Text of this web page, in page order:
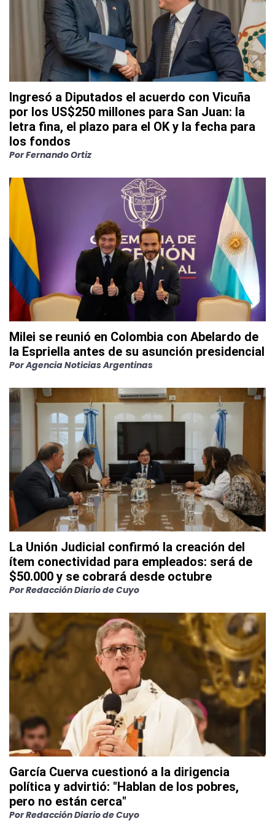
Ingresó a Diputados el acuerdo con Vicuña
por los US$250 millones para San Juan: la
letra fina, el plazo para el OK y la fecha para
los fondos
PorFernando Ortiz
Milei se reunió en Colombia con Abelardo de
la Espriella antes de su asunción presidencial
PorAgencia Noticias Argentinas
La Unión Judicial confirmó la creación del
ítem conectividad para empleados: será de
$50.000 y se cobrará desde octubre
PorRedacción Diario de Cuyo
García Cuerva cuestionó a la dirigencia
política y advirtió: "Hablan de los pobres,
pero no están cerca"
PorRedacción Diario de Cuyo